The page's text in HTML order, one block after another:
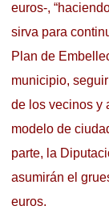
euros-,
sirva para
Plan de
municipio,
de los vecinos y
modelo de
parte, la
asumirán el
euros.